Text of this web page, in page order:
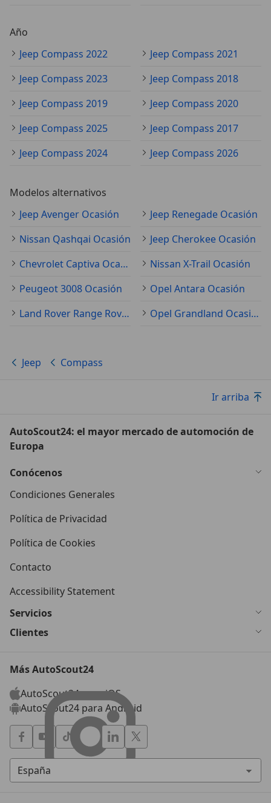
Año
Jeep Compass 2022
Jeep Compass 2021
Jeep Compass 2023
Jeep Compass 2018
Jeep Compass 2019
Jeep Compass 2020
Jeep Compass 2025
Jeep Compass 2017
Jeep Compass 2024
Jeep Compass 2026
Modelos alternativos
Jeep Avenger Ocasión
Jeep Renegade Ocasión
Nissan Qashqai Ocasión
Jeep Cherokee Ocasión
Chevrolet Captiva Ocasión
Nissan X-Trail Ocasión
Peugeot 3008 Ocasión
Opel Antara Ocasión
Land Rover Range Rover Evoque Ocasión
Opel Grandland Ocasión
Jeep Compass
Ir arriba
AutoScout24: el mayor mercado de automoción de
Europa
Conócenos
Condiciones Generales
Política de Privacidad
Política de Cookies
Contacto
Accessibility Statement
Servicios
Clientes
Más AutoScout24
AutoScout24 para iOS
AutoScout24 para Android